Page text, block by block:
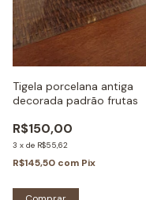
Tigela porcelana antiga
decorada padrão frutas
R$150,00
3 x de R$55,62
R$145,50 com Pix